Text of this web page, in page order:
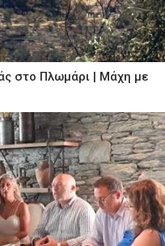
στο Πλωμάρι | Μάχη με